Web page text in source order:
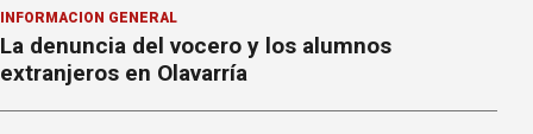
INFORMACION GENERAL
La denuncia del vocero y los alumnos
extranjeros en Olavarría